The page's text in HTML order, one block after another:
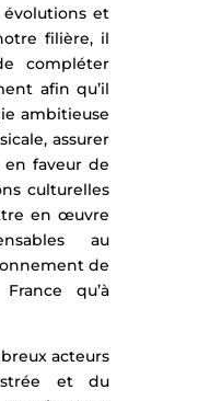
évolutions et
filière, il
compléter
afin qu’il
ambitieuse
assurer
faveur de
culturelles
en œuvre
au
de
qu’à
acteurs
et du